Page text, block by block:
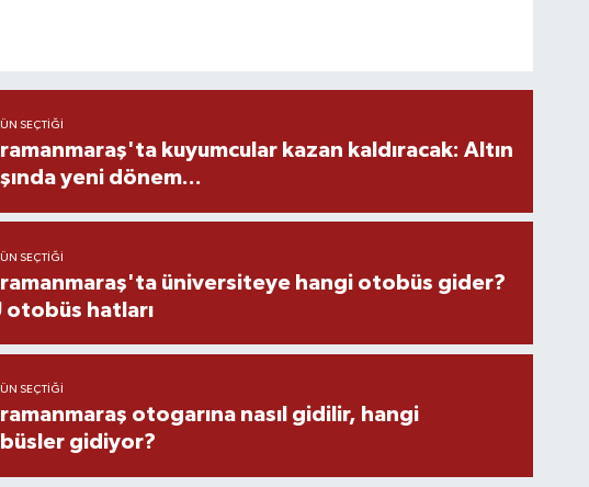
SEÇTIĞI
kuyumcular kazan kaldıracak: Altın
yeni dönem...
SEÇTIĞI
üniversiteye hangi otobüs gider?
otobüs hatları
SEÇTIĞI
otogarına nasıl gidilir, hangi
gidiyor?